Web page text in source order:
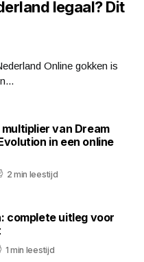
legaal? Dit
Online gokken is
van Dream
in een online
2 min leestijd
complete uitleg voor
1 min leestijd